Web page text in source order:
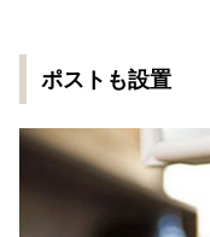
ポストも設置